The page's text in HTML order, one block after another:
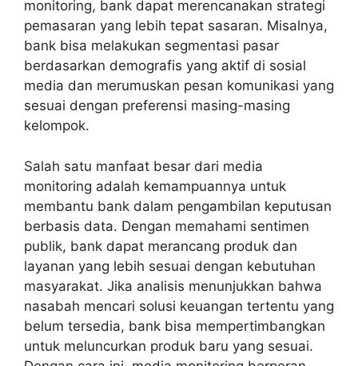
monitoring, bank dapat merencanakan strategi
pemasaran yang lebih tepat sasaran. Misalnya,
bank bisa melakukan segmentasi pasar
berdasarkan demografis yang aktif di sosial
media dan merumuskan pesan komunikasi yang
sesuai dengan preferensi masing-masing
kelompok.
Salah satu manfaat besar dari media
monitoring adalah kemampuannya untuk
membantu bank dalam pengambilan keputusan
berbasis data. Dengan memahami sentimen
publik, bank dapat merancang produk dan
layanan yang lebih sesuai dengan kebutuhan
masyarakat. Jika analisis menunjukkan bahwa
nasabah mencari solusi keuangan tertentu yang
belum tersedia, bank bisa mempertimbangkan
untuk meluncurkan produk baru yang sesuai.